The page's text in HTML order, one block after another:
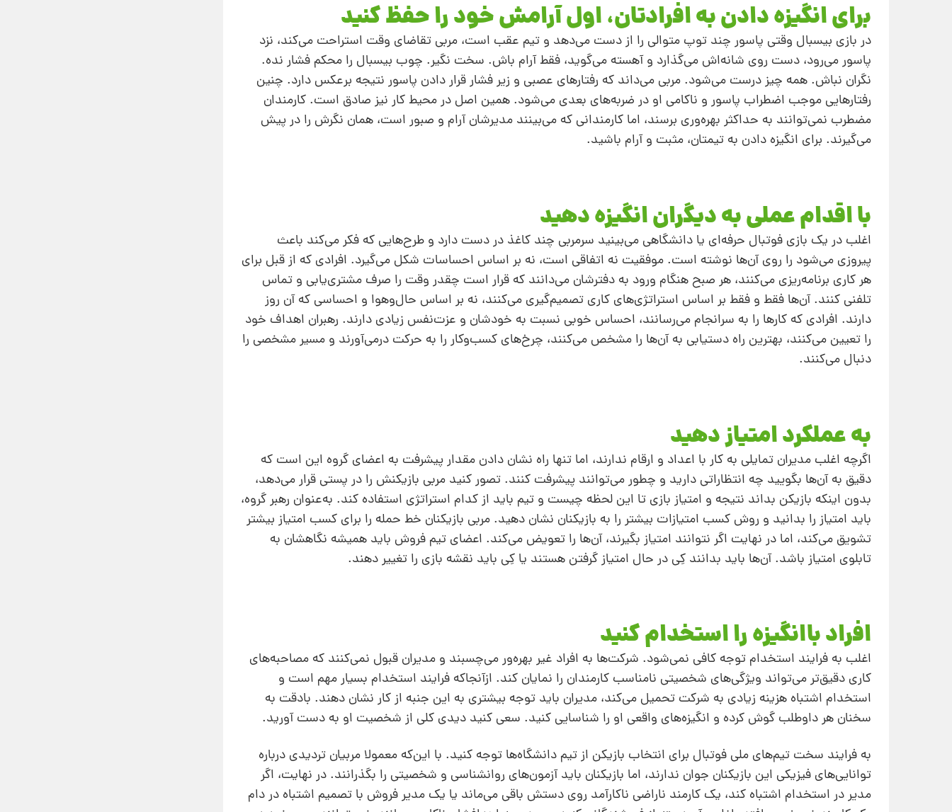
برای انگیزه دادن به افرادتان، اول آرامش خود را حفظ کنید
در بازی بیسبال وقتی پاسور چند توپ متوالی را از دست می‌دهد و تیم عقب است، مربی تقاضای وقت استراحت می‌کند، نزد
پاسور می‌رود، دست روی شانه‌اش می‌گذارد و آهسته می‌گوید، فقط آرام باش. سخت نگیر. چوب بیسبال را محکم فشار نده.
نگران نباش. همه چیز درست می‌شود. مربی می‌داند که رفتارهای عصبی و زیر فشار قرار دادن پاسور نتیجه برعکس دارد. چنین
رفتارهایی موجب اضطراب پاسور و ناکامی او در ضربه‌های بعدی می‌شود. همین اصل در محیط کار نیز صادق است. کارمندان
مضطرب نمی‌توانند به حداکثر بهره‌وری برسند، اما کارمندانی که می‌بینند مدیرشان آرام و صبور است، همان نگرش را در پیش
می‌گیرند. برای انگیزه دادن به تیمتان، مثبت و آرام باشید.
با اقدام عملی به دیگران انگیزه دهید
اغلب در یک بازی فوتبال حرفه‌ای یا دانشگاهی می‌بینید سرمربی چند کاغذ در دست دارد و طرح‌هایی که فکر می‌کند باعث
پیروزی می‌شود را روی آن‌ها نوشته است. موفقیت نه اتفاقی است، نه بر اساس احساسات شکل می‌گیرد. افرادی که از قبل برای
هر کاری برنامه‌ریزی می‌کنند، هر صبح هنگام ورود به دفترشان می‌دانند که قرار است چقدر وقت را صرف مشتری‌یابی و تماس
تلفنی کنند. آن‌ها فقط و فقط بر اساس استراتژی‌های کاری تصمیم‌گیری می‌کنند، نه بر اساس حال‌وهوا و احساسی که آن روز
دارند. افرادی که کارها را به سرانجام می‌رسانند، احساس خوبی نسبت به خودشان و عزت‌نفس زیادی دارند. رهبران اهداف خود
را تعیین می‌کنند، ‌بهترین راه دستیابی به آن‌ها را مشخص می‌‌کنند، چرخ‌های کسب‌وکار را به حرکت درمی‌آورند و مسیر مشخصی را
‌دنبال می‌کنند.
به عملکرد امتیاز دهید
اگرچه اغلب مدیران تمایلی به کار با اعداد و ارقام ندارند، اما تنها راه نشان دادن مقدار پیشرفت به اعضای گروه این است که
دقیق به آن‌ها بگویید چه انتظاراتی دارید و چطور می‌توانند پیشرفت کنند. ‌تصور کنید مربی بازیکنش را در پستی قرار می‌دهد،
بدون اینکه بازیکن بداند نتیجه و امتیاز بازی تا این لحظه چیست و تیم باید از کدام استراتژی استفاده کند. به‌عنوان رهبر گروه،
باید امتیاز را بدانید و روش کسب امتیازات بیشتر را به بازیکنان نشان دهید. مربی بازیکنان خط حمله‌ را برای کسب امتیاز بیشتر
تشویق می‌کند، اما در نهایت اگر نتوانند امتیاز بگیرند، آن‌ها را تعویض می‌کند. اعضای تیم فروش باید همیشه نگاهشان به
تابلوی امتیاز باشد. آن‌ها باید بدانند کِی در حال امتیاز گرفتن هستند یا کِی باید نقشه‌ بازی را تغییر دهند.
افراد باانگیزه را استخدام کنید
اغلب به فرایند استخدام توجه کافی نمی‌شود. شرکت‌ها به افراد غیر بهره‌ور می‌چسبند و مدیران قبول نمی‌کنند که مصاحبه‌های
کاری دقیق‌تر می‌تواند ویژگی‌های شخصیتی نامناسب کارمندان را نمایان کند. ازآنجاکه فرایند استخدام بسیار مهم است و
استخدام اشتباه هزینه زیادی به شرکت تحمیل می‌کند، مدیران باید توجه بیشتری به این جنبه از کار نشان دهند. بادقت به
سخنان هر داوطلب گوش کرده و انگیزه‌های واقعی او را شناسایی کنید. سعی کنید دیدی کلی از شخصیت او به دست آورید.
به فرایند سخت تیم‌های ملی فوتبال برای انتخاب بازیکن از تیم‌ دانشگاه‌ها توجه کنید. با این‌که معمولا مربیان تردیدی درباره
توانایی‌های فیزیکی این بازیکنان جوان ندارند، اما بازیکنان باید آزمون‌های روانشناسی و شخصیتی را بگذرانند. در نهایت، اگر
مدیر در استخدام ‌اشتباه کند، یک کارمند ناراضی ناکارآمد روی دستش باقی می‌ماند یا یک مدیر فروش با تصمیم اشتباه در دام